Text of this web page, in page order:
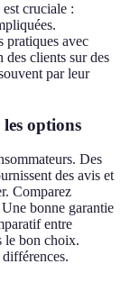
cruciale :
pratiques avec
clients sur des
par leur
options
Des
des avis et
Comparez
bonne garantie
entre
le bon choix.